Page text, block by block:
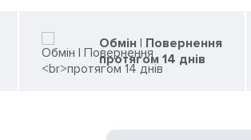
Обмін | Повернення
протягом 14 днів